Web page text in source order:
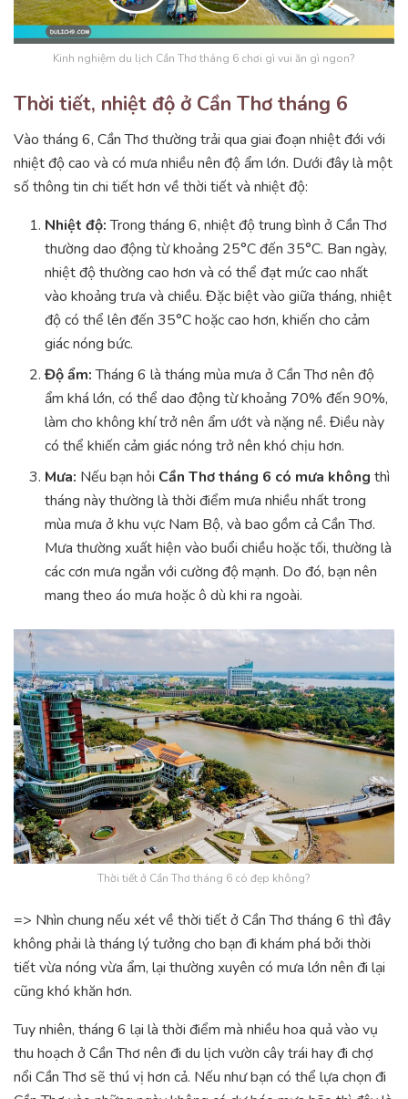
Kinh nghiệm du lịch Cần Thơ tháng 6 chơi gì vui ăn gì ngon?
Thời tiết, nhiệt độ ở Cần Thơ tháng 6
Vào tháng 6, Cần Thơ thường trải qua giai đoạn nhiệt đới với
nhiệt độ cao và có mưa nhiều nên độ ẩm lớn. Dưới đây là một
số thông tin chi tiết hơn về thời tiết và nhiệt độ:
Nhiệt độ:Trong tháng 6, nhiệt độ trung bình ở Cần Thơ
thường dao động từ khoảng 25°C đến 35°C. Ban ngày,
nhiệt độ thường cao hơn và có thể đạt mức cao nhất
vào khoảng trưa và chiều. Đặc biệt vào giữa tháng, nhiệt
độ có thể lên đến 35°C hoặc cao hơn, khiến cho cảm
giác nóng bức.
Độ ẩm:Tháng 6 là tháng mùa mưa ở Cần Thơ nên độ
ẩm khá lớn, có thể dao động từ khoảng 70% đến 90%,
làm cho không khí trở nên ẩm ướt và nặng nề. Điều này
có thể khiến cảm giác nóng trở nên khó chịu hơn.
Mưa: Nếu bạn hỏi Cần Thơ tháng 6 có mưa không thì
tháng này thường là thời điểm mưa nhiều nhất trong
mùa mưa ở khu vực Nam Bộ, và bao gồm cả Cần Thơ.
Mưa thường xuất hiện vào buổi chiều hoặc tối, thường là
các cơn mưa ngắn với cường độ mạnh. Do đó, bạn nên
mang theo áo mưa hoặc ô dù khi ra ngoài.
Thời tiết ở Cần Thơ tháng 6 có đẹp không?
=> Nhìn chung nếu xét về thời tiết ở Cần Thơ tháng 6 thì đây
không phải là tháng lý tưởng cho bạn đi khám phá bởi thời
tiết vừa nóng vừa ẩm, lại thường xuyên có mưa lớn nên đi lại
cũng khó khăn hơn.
Tuy nhiên, tháng 6 lại là thời điểm mà nhiều hoa quả vào vụ
thu hoạch ở Cần Thơ nên đi du lịch vườn cây trái hay đi chợ
nổi Cần Thơ sẽ thú vị hơn cả. Nếu như bạn có thể lựa chọn đi